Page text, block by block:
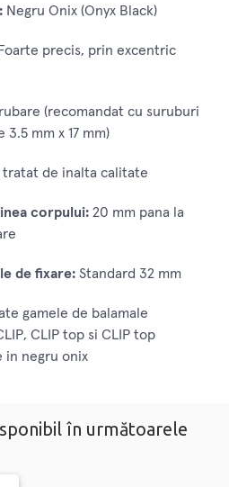
Negru Onix (Onyx Black)
Foarte precis, prin excentric
(recomandat cu suruburi
mm x 17 mm)
de inalta calitate
corpului: 20 mm pana la
de fixare: Standard 32 mm
gamele de balamale
CLIP top si CLIP top
in negru onix
în următoarele